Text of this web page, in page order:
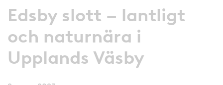
Edsby slott – lantligt
och naturnära i
Upplands Väsby